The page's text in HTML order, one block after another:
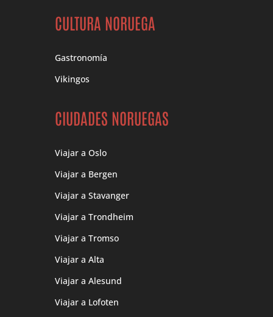
CULTURA NORUEGA
Gastronomía
Vikingos
CIUDADES NORUEGAS
Viajar a Oslo
Viajar a Bergen
Viajar a Stavanger
Viajar a Trondheim
Viajar a Tromso
Viajar a Alta
Viajar a Alesund
Viajar a Lofoten